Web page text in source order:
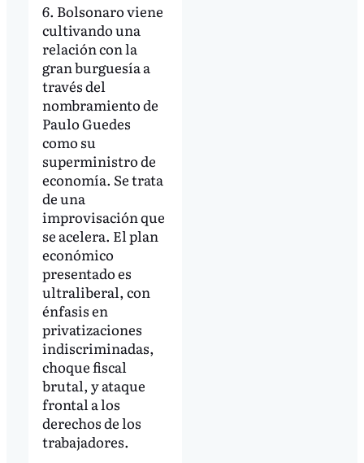
6. Bolsonaro viene
cultivando una
relación con la
gran burguesía a
través del
nombramiento de
Paulo Guedes
como su
superministro de
economía. Se trata
de una
improvisación que
se acelera. El plan
económico
presentado es
ultraliberal, con
énfasis en
privatizaciones
indiscriminadas,
choque fiscal
brutal, y ataque
frontal a los
derechos de los
trabajadores.